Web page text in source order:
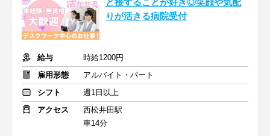
と接することが好き◎笑顔や気配
りが活きる病院受付
給与
時給1200円
雇用形態
アルバイト・パート
シフト
週1日以上
アクセス
西松井田駅
車14分